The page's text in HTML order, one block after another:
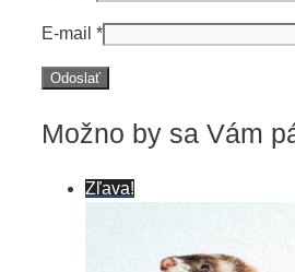
E-mail *
Možno by sa Vám
Zľava!